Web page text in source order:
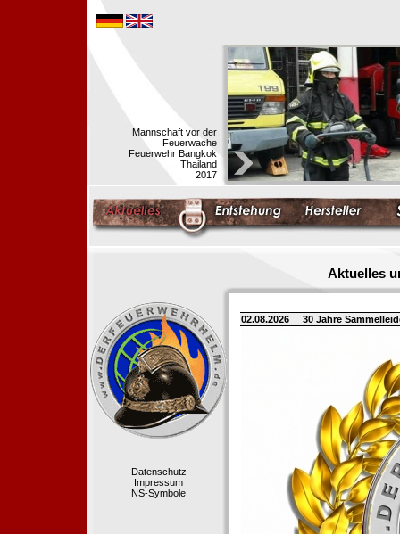
Mannschaft vor der
Feuerwache
Feuerwehr Bangkok
Thailand
2017
Aktuelles
Datenschutz
Impressum
NS-Symbole
02.08.2026 30 Jahre